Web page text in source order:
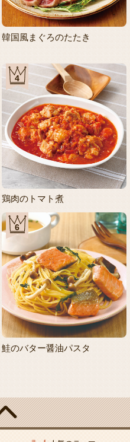
韓国風まぐろのたたき
4
鶏肉のトマト煮
6
鮭のバター醤油パスタ